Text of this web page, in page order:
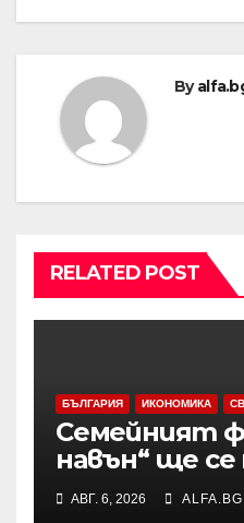
By
RELATED POST
БЪЛГАРИЯ ИКОНОМИКА
Семейният
навън“ ще се
осми път в
АВГ. 6, 2026 ALFA.BG